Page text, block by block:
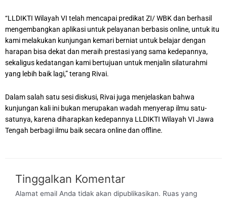
“LLDIKTI Wilayah VI telah mencapai predikat ZI/ WBK dan berhasil
mengembangkan aplikasi untuk pelayanan berbasis online, untuk itu
kami melakukan kunjungan kemari berniat untuk belajar dengan
harapan bisa dekat dan meraih prestasi yang sama kedepannya,
sekaligus kedatangan kami bertujuan untuk menjalin silaturahmi
yang lebih baik lagi,” terang Rivai.
Dalam salah satu sesi diskusi, Rivai juga menjelaskan bahwa
kunjungan kali ini bukan merupakan wadah menyerap ilmu satu-
satunya, karena diharapkan kedepannya LLDIKTI Wilayah VI Jawa
Tengah berbagi ilmu baik secara online dan offline.
Tinggalkan Komentar
Alamat email Anda tidak akan dipublikasikan. Ruas yang